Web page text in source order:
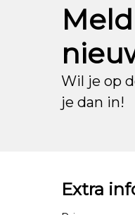
Wil je op
je dan in!
Extra